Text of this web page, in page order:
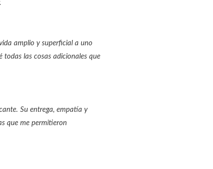
amplio y superficial a uno
todas las cosas adicionales que
Su entrega, empatía y
que me permitieron